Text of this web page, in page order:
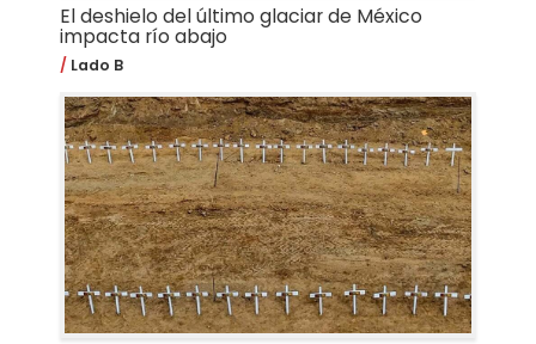
El deshielo del último glaciar de México
impacta río abajo
Lado B